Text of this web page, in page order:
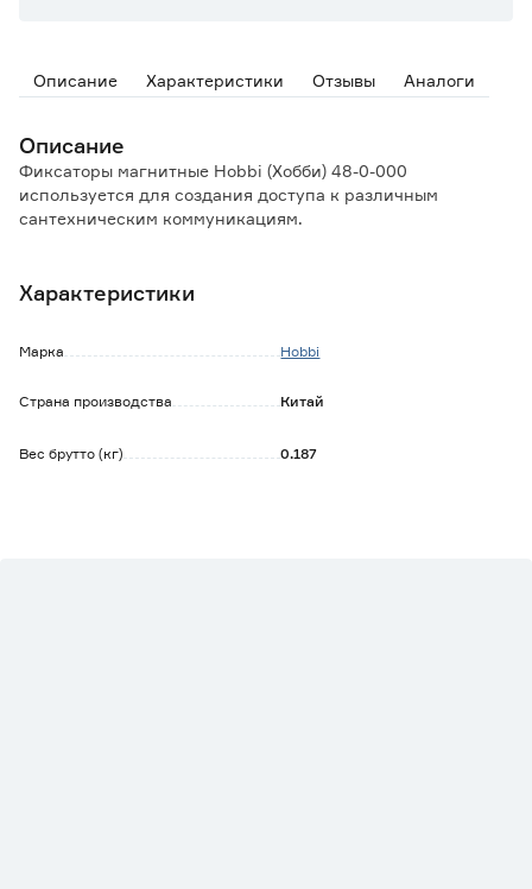
Описание Характеристики Отзывы Аналоги
Описание
Фиксаторы магнитные Hobbi (Хобби) 48-0-000
используется для создания доступа к различным
сантехническим коммуникациям.
Характеристики
Марка Hobbi
Страна производства Китай
Вес брутто (кг) 0.187